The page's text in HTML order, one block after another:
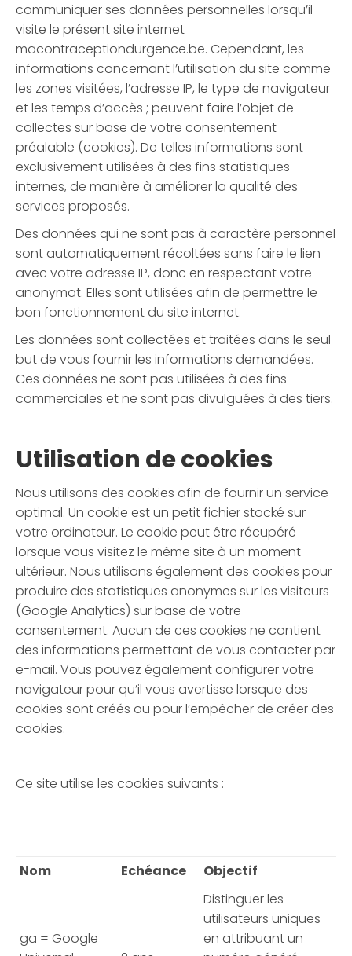
communiquer ses données personnelles lorsqu’il
visite le présent site internet
macontraceptiondurgence.be. Cependant, les
informations concernant l’utilisation du site comme
les zones visitées, l’adresse IP, le type de navigateur
et les temps d’accès ; peuvent faire l’objet de
collectes sur base de votre consentement
préalable (cookies). De telles informations sont
exclusivement utilisées à des fins statistiques
internes, de manière à améliorer la qualité des
services proposés.
Des données qui ne sont pas à caractère personnel
sont automatiquement récoltées sans faire le lien
avec votre adresse IP, donc en respectant votre
anonymat. Elles sont utilisées afin de permettre le
bon fonctionnement du site internet.
Les données sont collectées et traitées dans le seul
but de vous fournir les informations demandées.
Ces données ne sont pas utilisées à des fins
commerciales et ne sont pas divulguées à des tiers.
Utilisation de cookies
Nous utilisons des cookies afin de fournir un service
optimal. Un cookie est un petit fichier stocké sur
votre ordinateur. Le cookie peut être récupéré
lorsque vous visitez le même site à un moment
ultérieur. Nous utilisons également des cookies pour
produire des statistiques anonymes sur les visiteurs
(Google Analytics) sur base de votre
consentement. Aucun de ces cookies ne contient
des informations permettant de vous contacter par
e-mail. Vous pouvez également configurer votre
navigateur pour qu’il vous avertisse lorsque des
cookies sont créés ou pour l’empêcher de créer des
cookies.
Ce site utilise les cookies suivants :
Nom Echéance Objectif
ga = Google
Distinguer les
utilisateurs uniques
en attribuant un